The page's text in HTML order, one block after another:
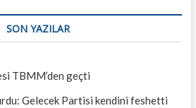
SON YAZILAR
TBMM’den geçti
Gelecek Partisi kendini feshetti